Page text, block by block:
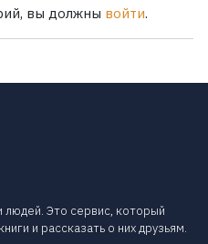
вы должны войти.
людей. Это сервис, который
и рассказать о них друзьям.